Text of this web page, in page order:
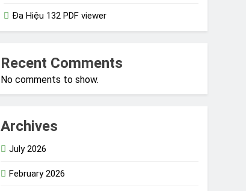
Đa Hiệu 132 PDF viewer
Recent Comments
No comments to show.
Archives
July 2026
February 2026